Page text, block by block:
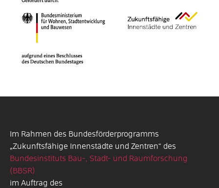
Im Rahmen des Bundesförderprogramms
„Zukunftsfähige Innenstädte und Zentren“ des
Bundesinstituts Bau-, Stadt- und Raumforschung
(BBSR)
im Auftrag des